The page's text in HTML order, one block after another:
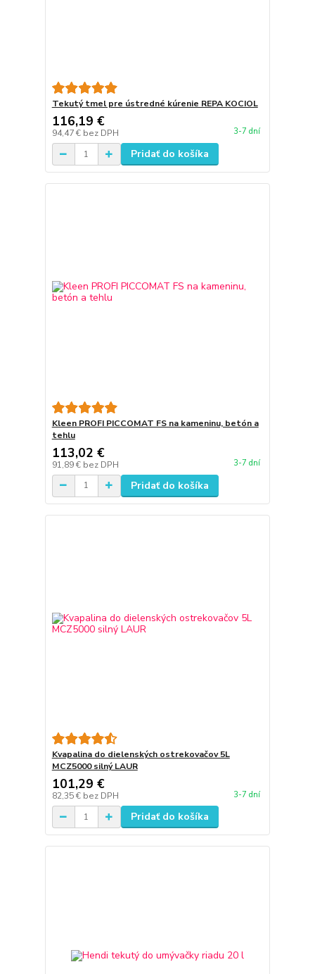
Tekutý tmel pre ústredné kúrenie REPA KOCIOL
116,19 €
94,47 € bez DPH 3-7 dní
Pridať do košíka
Kleen PROFI PICCOMAT FS na kameninu, betón a
tehlu
113,02 €
91,89 € bez DPH 3-7 dní
Pridať do košíka
Kvapalina do dielenských ostrekovačov 5L
MCZ5000 silný LAUR
101,29 €
82,35 € bez DPH 3-7 dní
Pridať do košíka